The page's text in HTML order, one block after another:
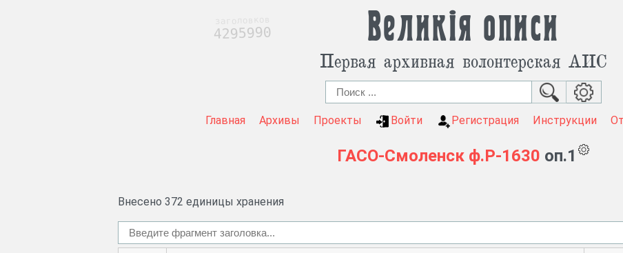
Великія описи
Первая архивная волонтерская АИС
Главная Архивы Проекты Войти Регистрация Инструкции
ГАСО-Смоленск ф.Р-1630 оп.1
Внесено 372 единицы хранения
4295990